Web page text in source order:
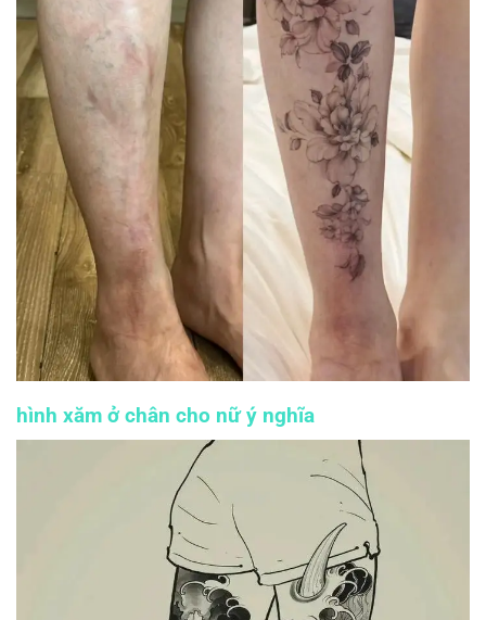
hình xăm ở chân cho nữ ý nghĩa